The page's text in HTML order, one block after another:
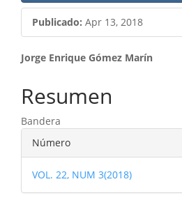
Publicado: Apr 13, 2018
Contenido
principal
del
artículo
Jorge Enrique Gómez Marín
Resumen
Bandera
Detalles
del
artículo
Número
VOL. 22, NUM 3(2018)